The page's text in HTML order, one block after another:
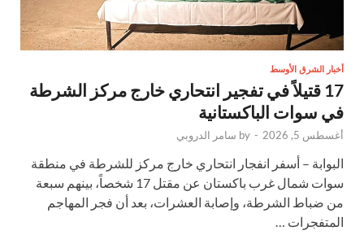
أخبار الشرق الأوسط
17 قتيلاً في تفجير انتحاري خارج مركز الشرطة
في سوات الباكستانية
أغسطس 5, 2026 -
by سامر الدروبي
البوابة – أسفر انفجار انتحاري خارج مركز للشرطة في منطقة
سوات شمال غرب باكستان عن مقتل 17 شخصاً، بينهم سبعة
من ضباط الشرطة، وإصابة العشرات، بعد أن فجر المهاجم
المتفجرات …